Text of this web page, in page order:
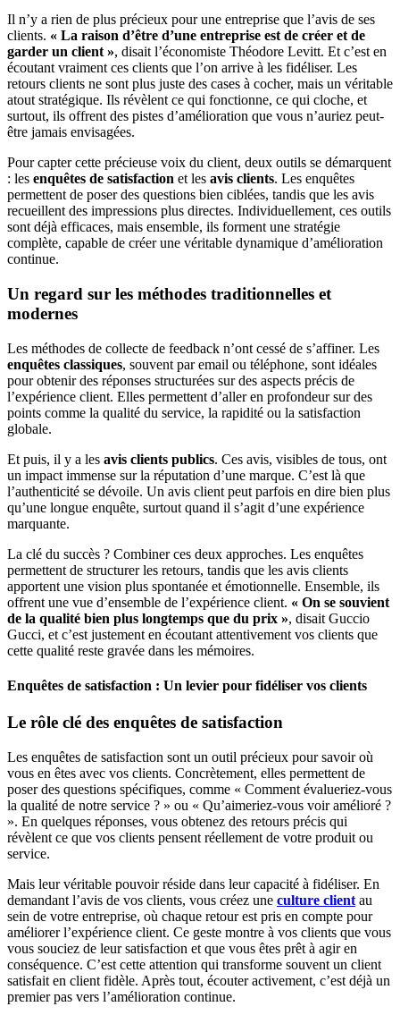
Il n’y a rien de plus précieux pour une entreprise que l’avis de ses
clients. « La raison d’être d’une entreprise est de créer et de
garder un client », disait l’économiste Théodore Levitt. Et c’est en
écoutant vraiment ces clients que l’on arrive à les fidéliser. Les
retours clients ne sont plus juste des cases à cocher, mais un véritable
atout stratégique. Ils révèlent ce qui fonctionne, ce qui cloche, et
surtout, ils offrent des pistes d’amélioration que vous n’auriez peut-
être jamais envisagées.
Pour capter cette précieuse voix du client, deux outils se démarquent
: les enquêtes de satisfaction et les avis clients. Les enquêtes
permettent de poser des questions bien ciblées, tandis que les avis
recueillent des impressions plus directes. Individuellement, ces outils
sont déjà efficaces, mais ensemble, ils forment une stratégie
complète, capable de créer une véritable dynamique d’amélioration
continue.
Un regard sur les méthodes traditionnelles et
modernes
Les méthodes de collecte de feedback n’ont cessé de s’affiner. Les
enquêtes classiques, souvent par email ou téléphone, sont idéales
pour obtenir des réponses structurées sur des aspects précis de
l’expérience client. Elles permettent d’aller en profondeur sur des
points comme la qualité du service, la rapidité ou la satisfaction
globale.
Et puis, il y a les avis clients publics. Ces avis, visibles de tous, ont
un impact immense sur la réputation d’une marque. C’est là que
l’authenticité se dévoile. Un avis client peut parfois en dire bien plus
qu’une longue enquête, surtout quand il s’agit d’une expérience
marquante.
La clé du succès ? Combiner ces deux approches. Les enquêtes
permettent de structurer les retours, tandis que les avis clients
apportent une vision plus spontanée et émotionnelle. Ensemble, ils
offrent une vue d’ensemble de l’expérience client. « On se souvient
de la qualité bien plus longtemps que du prix », disait Guccio
Gucci, et c’est justement en écoutant attentivement vos clients que
cette qualité reste gravée dans les mémoires.
Enquêtes de satisfaction : Un levier pour fidéliser vos clients
Le rôle clé des enquêtes de satisfaction
Les enquêtes de satisfaction sont un outil précieux pour savoir où
vous en êtes avec vos clients. Concrètement, elles permettent de
poser des questions spécifiques, comme « Comment évalueriez-vous
la qualité de notre service ? » ou « Qu’aimeriez-vous voir amélioré ?
». En quelques réponses, vous obtenez des retours précis qui
révèlent ce que vos clients pensent réellement de votre produit ou
service.
Mais leur véritable pouvoir réside dans leur capacité à fidéliser. En
demandant l’avis de vos clients, vous créez une culture client au
sein de votre entreprise, où chaque retour est pris en compte pour
améliorer l’expérience client. Ce geste montre à vos clients que vous
vous souciez de leur satisfaction et que vous êtes prêt à agir en
conséquence. C’est cette attention qui transforme souvent un client
satisfait en client fidèle. Après tout, écouter activement, c’est déjà un
premier pas vers l’amélioration continue.